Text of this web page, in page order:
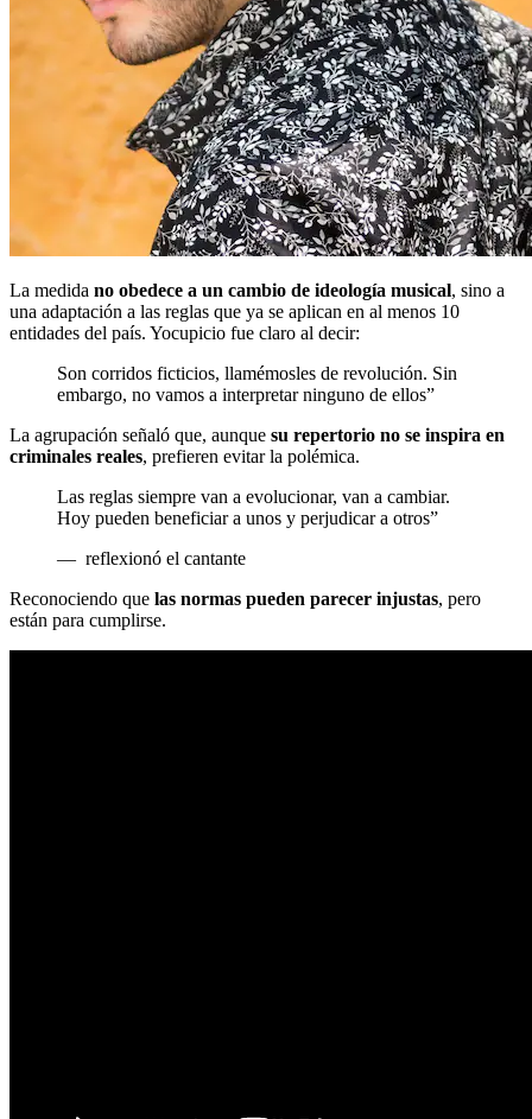
La medida no obedece a un cambio de ideología musical, sino a
una adaptación a las reglas que ya se aplican en al menos 10
entidades del país. Yocupicio fue claro al decir:
Son corridos ficticios, llamémosles de revolución. Sin
embargo, no vamos a interpretar ninguno de ellos”
La agrupación señaló que, aunque su repertorio no se inspira en
criminales reales, prefieren evitar la polémica.
Las reglas siempre van a evolucionar, van a cambiar.
Hoy pueden beneficiar a unos y perjudicar a otros”
— reflexionó el cantante
Reconociendo que las normas pueden parecer injustas, pero
están para cumplirse.